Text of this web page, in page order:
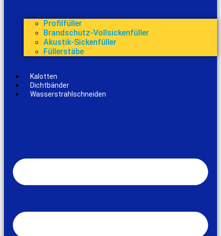
Profilfüller
Brandschutz-Vollsickenfüller
Akustik-Sickenfüller
Füllerstäbe
Kalotten
Dichtbänder
Wasserstrahlschneiden